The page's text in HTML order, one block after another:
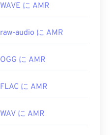
WAVE に AMR
raw-audio に AMR
OGG に AMR
FLAC に AMR
WAV に AMR